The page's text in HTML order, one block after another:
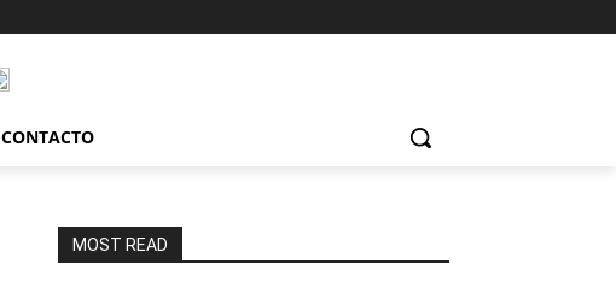
CONTACTO
MOST READ